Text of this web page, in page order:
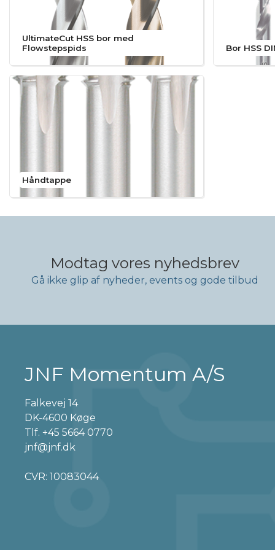
UltimateCut HSS bor med
Flowstepspids
Bor HSS
Håndtappe
Modtag vores nyhedsbrev
Gå ikke glip af nyheder, events og gode tilbud
JNF Momentum A/S
Falkevej 14
DK-4600 Køge
Tlf. +45 5664 0770
jnf@jnf.dk
CVR: 10083044